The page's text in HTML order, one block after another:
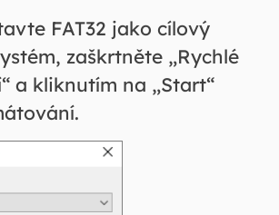
FAT32 jako cílový
zaškrtněte „Rychlé
a kliknutím na „Start“